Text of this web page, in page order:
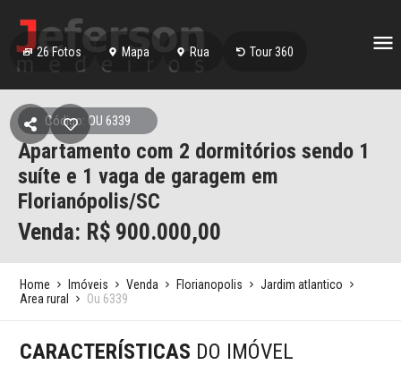
26 Fotos Mapa Rua Tour 360
Código: OU 6339
Apartamento com 2 dormitórios sendo 1
suíte e 1 vaga de garagem em
Florianópolis/SC
Venda: R$ 900.000,00
Home Imóveis Venda Florianopolis
Jardim atlantico
Area rural
Ou 6339
CARACTERÍSTICAS DO IMÓVEL